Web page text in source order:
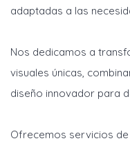
adaptadas a las
Nos dedicamos a
visuales únicas,
diseño innovador para
Ofrecemos servicios de